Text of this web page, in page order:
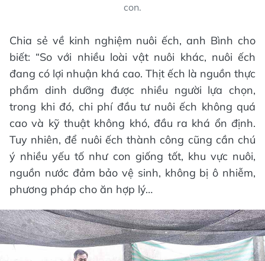
con.
Chia sẻ về kinh nghiệm nuôi ếch, anh Bình cho
biết: “So với nhiều loài vật nuôi khác, nuôi ếch
đang có lợi nhuận khá cao. Thịt ếch là nguồn thực
phẩm dinh dưỡng được nhiều người lựa chọn,
trong khi đó, chi phí đầu tư nuôi ếch không quá
cao và kỹ thuật không khó, đầu ra khá ổn định.
Tuy nhiên, để nuôi ếch thành công cũng cần chú
ý nhiều yếu tố như con giống tốt, khu vực nuôi,
nguồn nước đảm bảo vệ sinh, không bị ô nhiễm,
phương pháp cho ăn hợp lý…